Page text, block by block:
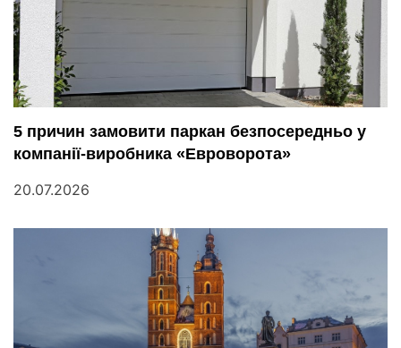
5 причин замовити паркан безпосередньо у
компанії-виробника «Евроворота»
20.07.2026